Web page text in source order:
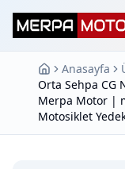
Anasayfa
Orta Sehpa CG
Merpa Motor |
Motosiklet